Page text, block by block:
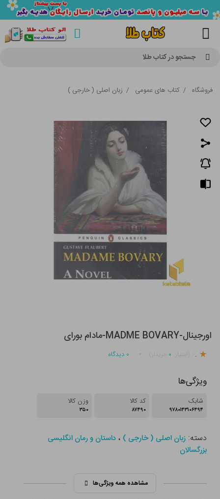
جستجو در کتاب طلا
فروشگاه / کتاب های عمومی / زبان اصلی ( خارجی )
اورجینال-MADME BOVARY-مادام بورای
. ۰ ۰ دیدگاه
ویژگی‌ها
شابک
۹۷۸۰۱۴۳۱۰۶۴۹۴
کد کالا
۸۷۴۹۰
وزن کالا
۳۵۰
دسته:زبان اصلی ( خارجی ) ،داستان و رمان انگلیسی
بزرگسالان
مشاهده همه ویژگی‌ها